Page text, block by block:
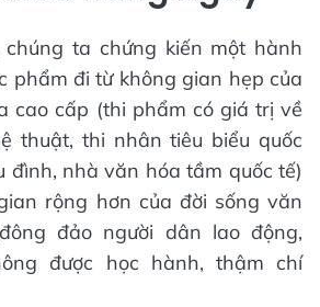
chúng ta chứng kiến một hành
phẩm đi từ không gian hẹp của
cao cấp (thi phẩm có giá trị về
thuật, thi nhân tiêu biểu quốc
đình, nhà văn hóa tầm quốc tế)
rộng hơn của đời sống văn
đảo người dân lao động,
được học hành, thậm chí